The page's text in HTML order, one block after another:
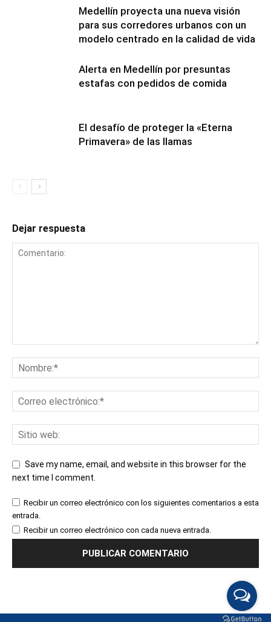
Medellín proyecta una nueva visión
para sus corredores urbanos con un
modelo centrado en la calidad de vida
Alerta en Medellín por presuntas
estafas con pedidos de comida
El desafío de proteger la «Eterna
Primavera» de las llamas
Dejar respuesta
Save my name, email, and website in this browser for the
next time I comment.
Recibir un correo electrónico con los siguientes comentarios a esta
entrada.
Recibir un correo electrónico con cada nueva entrada.